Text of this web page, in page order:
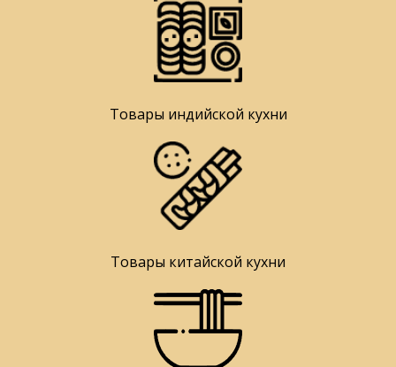
Товары индийской кухни
Товары китайской кухни